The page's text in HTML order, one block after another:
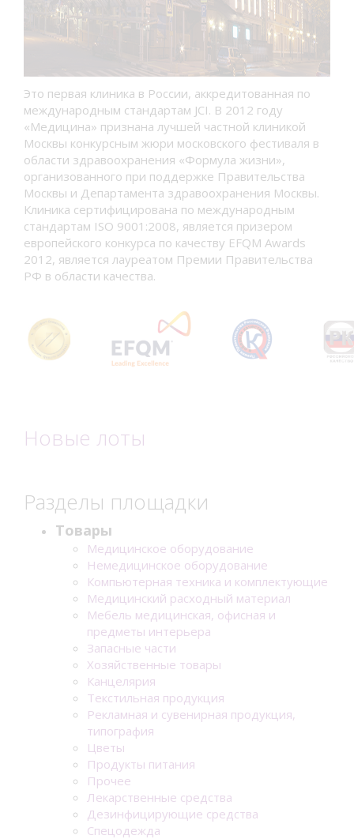
Это первая клиника в России, аккредитованная по
международным стандартам JCI. В 2012 году
«Медицина» признана лучшей частной клиникой
Москвы конкурсным жюри московского фестиваля в
области здравоохранения «Формула жизни»,
организованного при поддержке Правительства
Москвы и Департамента здравоохранения Москвы.
Клиника сертифицирована по международным
стандартам ISO 9001:2008, является призером
европейского конкурса по качеству EFQM Awards
2012, является лауреатом Премии Правительства
РФ в области качества.
Новые лоты
Разделы площадки
Товары
Медицинское оборудование
Немедицинское оборудование
Компьютерная техника и комплектующие
Медицинский расходный материал
Мебель медицинская, офисная и
предметы интерьера
Запасные части
Хозяйственные товары
Канцелярия
Текстильная продукция
Рекламная и сувенирная продукция,
типография
Цветы
Продукты питания
Прочее
Лекарственные средства
Дезинфицирующие средства
Спецодежда